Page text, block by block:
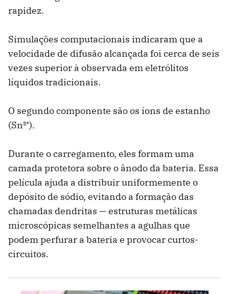
rapidez.
Simulações computacionais indicaram que a
velocidade de difusão alcançada foi cerca de seis
vezes superior à observada em eletrólitos
líquidos tradicionais.
O segundo componente são os íons de estanho
(Sn²⁺).
Durante o carregamento, eles formam uma
camada protetora sobre o ânodo da bateria. Essa
película ajuda a distribuir uniformemente o
depósito de sódio, evitando a formação das
chamadas dendritas — estruturas metálicas
microscópicas semelhantes a agulhas que
podem perfurar a bateria e provocar curtos-
circuitos.